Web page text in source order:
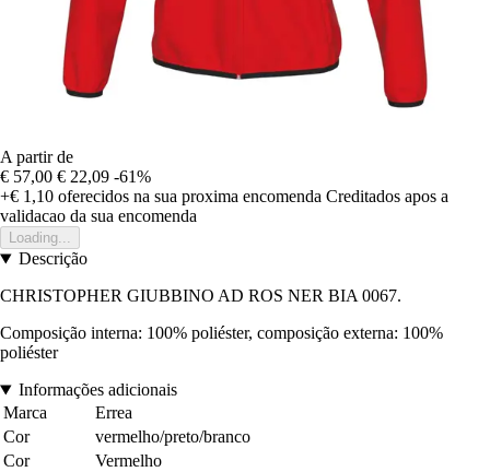
A partir de
€ 57,00 € 22,09 -61%
+€ 1,10 oferecidos na sua proxima encomenda Creditados apos a
validacao da sua encomenda
Loading...
Descrição
CHRISTOPHER GIUBBINO AD ROS NER BIA 0067.
Composição interna: 100% poliéster, composição externa: 100%
poliéster
Informações adicionais
Marca
Errea
Cor
vermelho/preto/branco
Cor
Vermelho